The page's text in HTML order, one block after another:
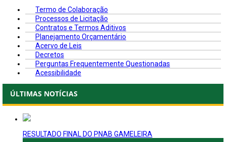
Termo de Colaboração
Processos de Licitação
Contratos e Termos Aditivos
Planejamento Orçamentário
Acervo de Leis
Decretos
Perguntas Frequentemente Questionadas
Acessibilidade
ÚLTIMAS NOTÍCIAS
RESULTADO FINAL DO PNAB GAMELEIRA